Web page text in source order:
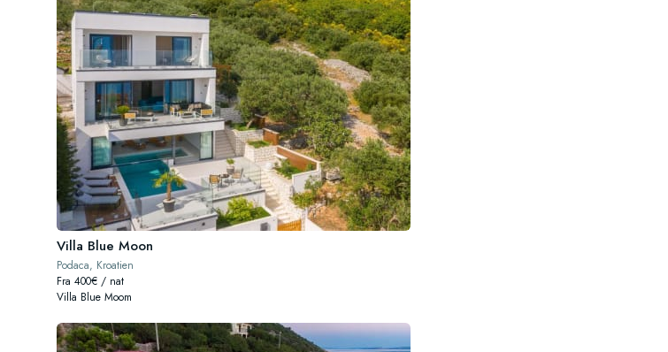
Villa Blue Moon
Podaca, Kroatien
Fra 400€ / nat
Villa Blue Moom